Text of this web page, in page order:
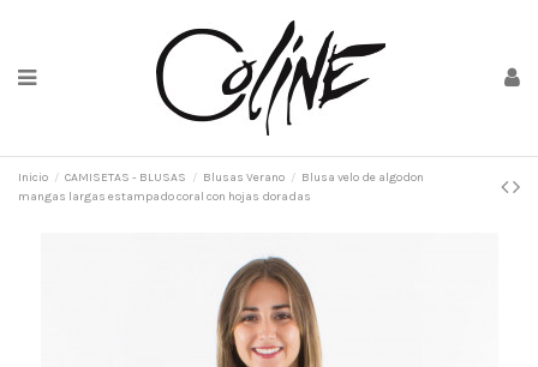
Inicio CAMISETAS - BLUSAS Blusas Verano
Blusa velo de algodon
mangas largas estampado coral con hojas doradas